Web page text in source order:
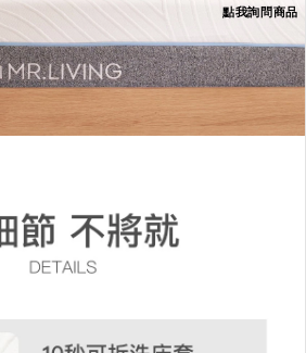
點我詢問商品